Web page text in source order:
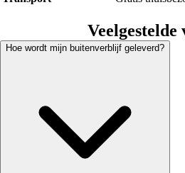
Veelgestelde
Hoe wordt mijn buitenverblijf geleverd?